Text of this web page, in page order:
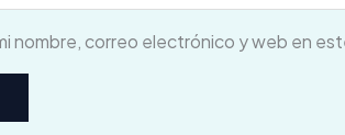
nombre, correo electrónico y web en